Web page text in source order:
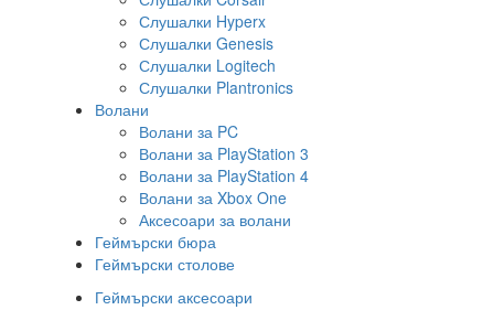
Слушалки Hyperx
Слушалки Genesis
Слушалки Logitech
Слушалки Plantronics
Волани
Волани за PC
Волани за PlayStation 3
Волани за PlayStation 4
Волани за Xbox One
Аксесоари за волани
Геймърски бюра
Геймърски столове
Геймърски аксесоари